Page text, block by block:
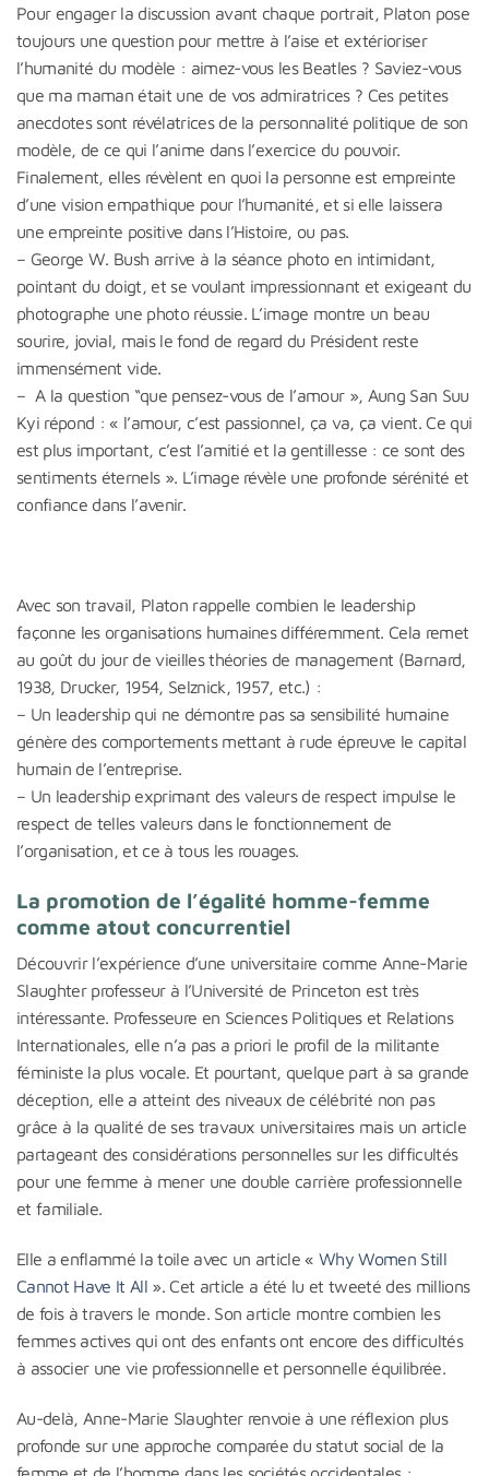
Pour engager la discussion avant chaque portrait, Platon pose
toujours une question pour mettre à l’aise et extérioriser
l’humanité du modèle : aimez-vous les Beatles ? Saviez-vous
que ma maman était une de vos admiratrices ? Ces petites
anecdotes sont révélatrices de la personnalité politique de son
modèle, de ce qui l’anime dans l’exercice du pouvoir.
Finalement, elles révèlent en quoi la personne est empreinte
d’une vision empathique pour l’humanité, et si elle laissera
une empreinte positive dans l’Histoire, ou pas.
– George W. Bush arrive à la séance photo en intimidant,
pointant du doigt, et se voulant impressionnant et exigeant du
photographe une photo réussie. L’image montre un beau
sourire, jovial, mais le fond de regard du Président reste
immensément vide.
– A la question “que pensez-vous de l’amour », Aung San Suu
Kyi répond : « l’amour, c’est passionnel, ça va, ça vient. Ce qui
est plus important, c’est l’amitié et la gentillesse : ce sont des
sentiments éternels ». L’image révèle une profonde sérénité et
confiance dans l’avenir.
Avec son travail, Platon rappelle combien le leadership
façonne les organisations humaines différemment. Cela remet
au goût du jour de vieilles théories de management (Barnard,
1938, Drucker, 1954, Selznick, 1957, etc.) :
– Un leadership qui ne démontre pas sa sensibilité humaine
génère des comportements mettant à rude épreuve le capital
humain de l’entreprise.
– Un leadership exprimant des valeurs de respect impulse le
respect de telles valeurs dans le fonctionnement de
l’organisation, et ce à tous les rouages.
La promotion de l’égalité homme-femme
comme atout concurrentiel
Découvrir l’expérience d’une universitaire comme Anne-Marie
Slaughter professeur à l’Université de Princeton est très
intéressante. Professeure en Sciences Politiques et Relations
Internationales, elle n’a pas a priori le profil de la militante
féministe la plus vocale. Et pourtant, quelque part à sa grande
déception, elle a atteint des niveaux de célébrité non pas
grâce à la qualité de ses travaux universitaires mais un article
partageant des considérations personnelles sur les difficultés
pour une femme à mener une double carrière professionnelle
et familiale.
Elle a enflammé la toile avec un article «Why Women Still
Cannot Have It All ». Cet article a été lu et tweeté des millions
de fois à travers le monde. Son article montre combien les
femmes actives qui ont des enfants ont encore des difficultés
à associer une vie professionnelle et personnelle équilibrée.
Au-delà, Anne-Marie Slaughter renvoie à une réflexion plus
profonde sur une approche comparée du statut social de la